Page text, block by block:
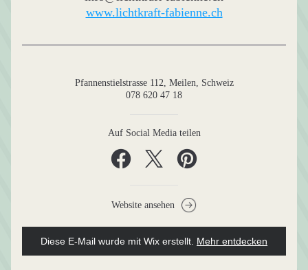
www.lichtkraft-fabienne.ch
Pfannenstielstrasse 112, Meilen, Schweiz
078 620 47 18
Auf Social Media teilen
Website ansehen
Diese E-Mail wurde mit Wix erstellt. Mehr entdecken